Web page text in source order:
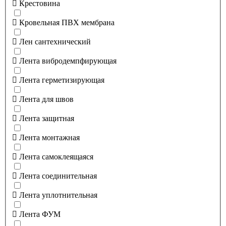
Крестовина
Кровельная ПВХ мембрана
Лен сантехнический
Лента вибродемпфирующая
Лента герметизирующая
Лента для швов
Лента защитная
Лента монтажная
Лента самоклеящаяся
Лента соединительная
Лента уплотнительная
Лента ФУМ